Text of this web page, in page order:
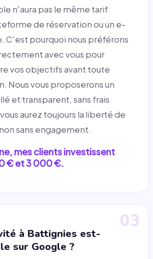
n'aura pas le même tarif
de réservation ou un e-
C'est pourquoi nous préférons
avec vous pour
vos objectifs avant toute
Nous vous proposerons un
et transparent, sans frais
aurez toujours la liberté de
sans engagement.
mes clients investissent
€ et 3 000 €.
03
à Battignies est-
sur Google ?